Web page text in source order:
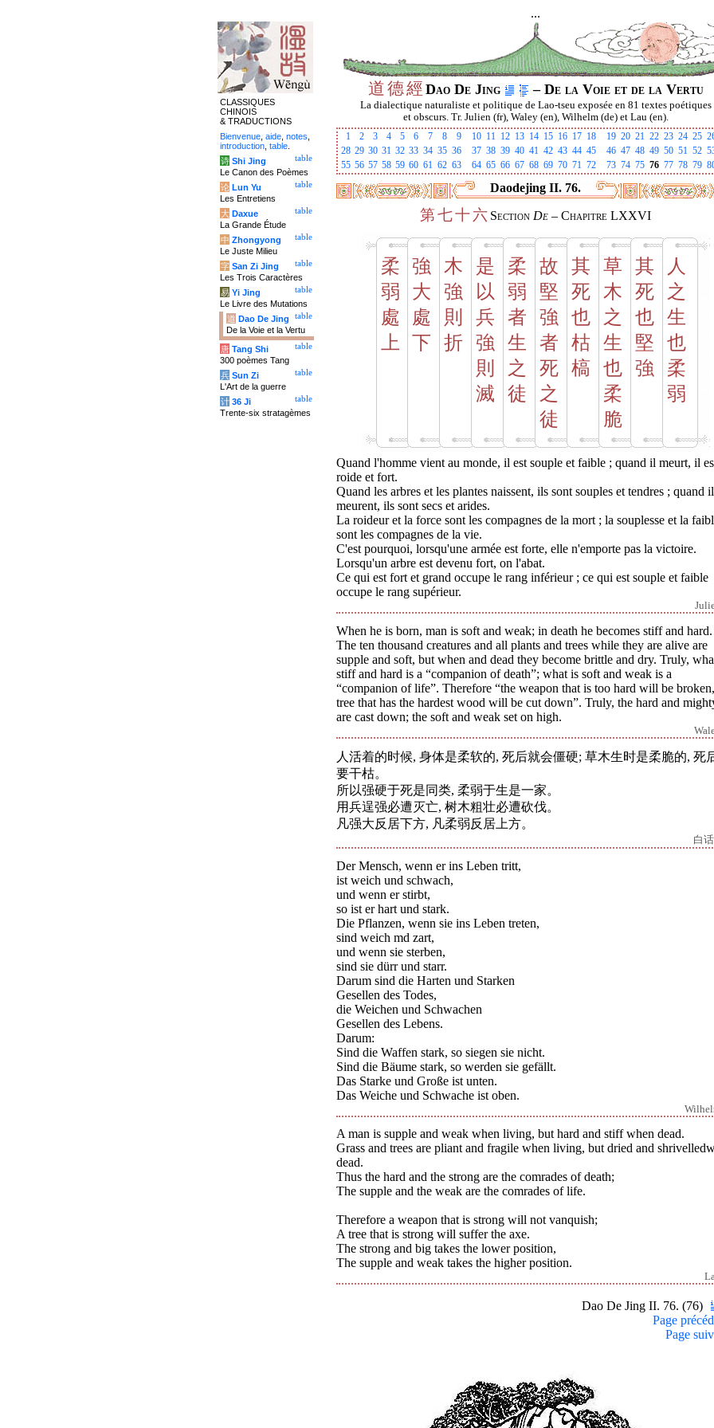
...
道 德經 Dao De Jing – De la Voie et de la Vertu
La dialectique naturaliste et politique de Lao-tseu exposée en 81 textes poétiques
et obscurs. Tr. Julien (fr), Waley (en), Wilhelm (de) et Lau (en).
1
2 3 4 5 6 7 8 9 10 11 12 13 14 15 16 17 18 19 20 21 22 23 24 25
28 29 30 31 32 33 34 35 36 37 38 39 40 41 42 43 44 45 46 47 48 49 50 51 52
55 56 57 58 59 60 61 62 63 64 65 66 67 68 69 70 71 72 73 74 75 76 77 78 79
Daodejing II. 76.
第七十六 Section De – Chapitre LXXVI
柔
弱
處
上
強
大
處
下
木
強
則
折
是
以
兵
強
則
滅
柔
弱
者
生
之
徒
故
堅
強
者
死
之
徒
其
死
也
枯
槁
草
木
之
生
也
柔
脆
其
死
也
堅
強
人
之
生
也
柔
弱
Quand l'homme vient au monde, il est souple et faible ; quand il meurt, il
roide et fort.
Quand les arbres et les plantes naissent, ils sont souples et tendres ; quand
meurent, ils sont secs et arides.
La roideur et la force sont les compagnes de la mort ; la souplesse et la
sont les compagnes de la vie.
C'est pourquoi, lorsqu'une armée est forte, elle n'emporte pas la victoire.
Lorsqu'un arbre est devenu fort, on l'abat.
Ce qui est fort et grand occupe le rang inférieur ; ce qui est souple et faible
occupe le rang supérieur.
When he is born, man is soft and weak; in death he becomes stiff and hard.
The ten thousand creatures and all plants and trees while they are alive are
supple and soft, but when and dead they become brittle and dry. Truly,
stiff and hard is a “companion of death”; what is soft and weak is a
“companion of life”. Therefore “the weapon that is too hard will be
tree that has the hardest wood will be cut down”. Truly, the hard and
are cast down; the soft and weak set on high.
人活着的时候, 身体是柔软的, 死后就会僵硬; 草木生时是柔脆的, 死
要干枯。
所以强硬于死是同类, 柔弱于生是一家。
用兵逞强必遭灭亡, 树木粗壮必遭砍伐。
凡强大反居下方, 凡柔弱反居上方。
白
Der Mensch, wenn er ins Leben tritt,
ist weich und schwach,
und wenn er stirbt,
so ist er hart und stark.
Die Pflanzen, wenn sie ins Leben treten,
sind weich md zart,
und wenn sie sterben,
sind sie dürr und starr.
Darum sind die Harten und Starken
Gesellen des Todes,
die Weichen und Schwachen
Gesellen des Lebens.
Darum:
Sind die Waffen stark, so siegen sie nicht.
Sind die Bäume stark, so werden sie gefällt.
Das Starke und Große ist unten.
Das Weiche und Schwache ist oben.
A man is supple and weak when living, but hard and stiff when dead.
Grass and trees are pliant and fragile when living, but dried and
dead.
Thus the hard and the strong are the comrades of death;
The supple and the weak are the comrades of life.
Therefore a weapon that is strong will not vanquish;
A tree that is strong will suffer the axe.
The strong and big takes the lower position,
The supple and weak takes the higher position.
Dao De Jing II. 76. (76)
Page
Page
CLASSIQUES
CHINOIS
& TRADUCTIONS
Bienvenue aide notes
introduction table
table
诗 Shi Jing
Le Canon des Poèmes
table
论 Lun Yu
Les Entretiens
table
大 Daxue
La Grande Étude
table
中 Zhongyong
Le Juste Milieu
table
字 San Zi Jing
Les Trois Caractères
table
易 Yi Jing
Le Livre des Mutations
table
道 Dao De Jing
De la Voie et la Vertu
table
唐 Tang Shi
300 poèmes Tang
table
兵 Sun Zi
L'Art de la guerre
table
计 36 Ji
Trente-six stratagèmes